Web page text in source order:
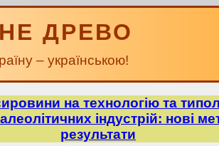
ДРЕВО
– українською!
на технологію та
індустрій: нові
результати